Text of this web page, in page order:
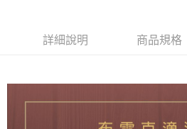
詳細說明 商品規格